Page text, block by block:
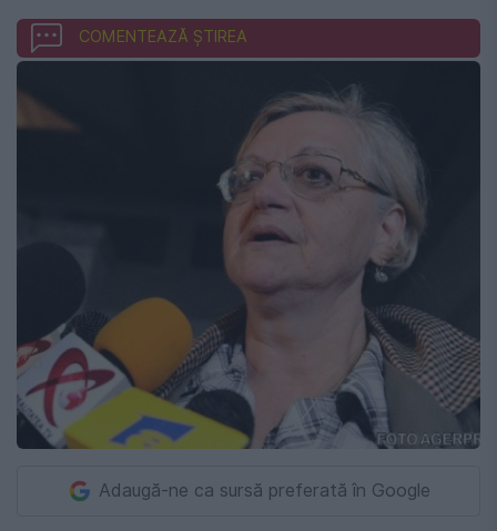
COMENTEAZĂ ȘTIREA
Adaugă-ne ca sursă preferată în Google